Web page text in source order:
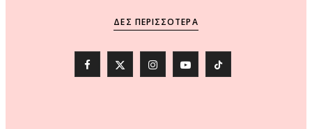
ΔΕΣ ΠΕΡΙΣΣΌΤΕΡΑ
F
X
I
Y
T